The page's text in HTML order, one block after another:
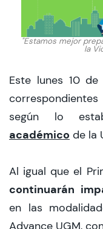
Contacto y Horarios
"Estamos mejor
la
Este lunes 10
según lo
académico de la
Al igual que el
continuarán
en las
Advance UGM,